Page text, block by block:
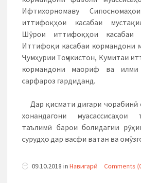
Ифтихорномаву
иттифоқҳои касабаи
Шӯрои иттифоқҳои касабаи
Иттифоқи касабаи кормандони
Ҷумҳурии Тоҷикистон, Кумитаи
кормандони маориф ва илми
сарфароз гардиданд.
Дар қисмати дигари чорабинӣ
хонандагони
таълимӣ барои болидагии
сурудҳо дар васфи ватан ва
09.10.2018 in Навигарӣ Comments